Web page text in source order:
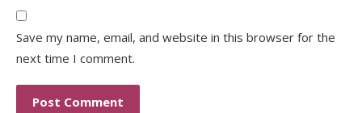
Save my name, email, and website in this browser for the
next time I comment.